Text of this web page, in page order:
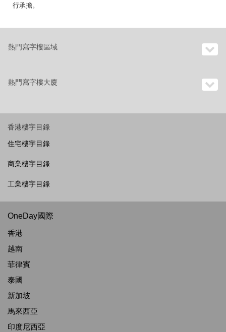
行承擔。
熱門寫字樓區域
熱門寫字樓大廈
香港樓宇目錄
住宅樓宇目錄
商業樓宇目錄
工業樓宇目錄
OneDay國際
香港
越南
菲律賓
泰國
新加坡
馬來西亞
印度尼西亞